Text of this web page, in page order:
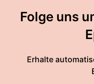
Folge uns
Erhalte